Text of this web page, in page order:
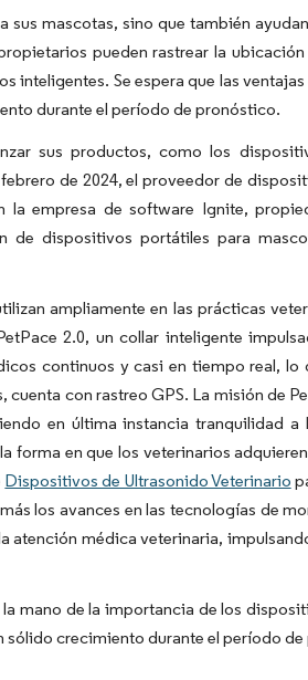
mascotas, sino que también
pueden rastrear la
inteligentes. Se espera que las
durante el período de pronóstico.
sus productos, como los
de 2024, el proveedor de
empresa de software Ignite,
dispositivos portátiles para
ampliamente en las prácticas
2.0, un collar inteligente
continuos y casi en tiempo real, lo
con rastreo GPS. La misión de
en última instancia tranquilidad a
forma en que los veterinarios
Dispositivos de Ultrasonido Veterinario
los avances en las tecnologías de
médica veterinaria,
mano de la importancia de los
sólido crecimiento durante el período